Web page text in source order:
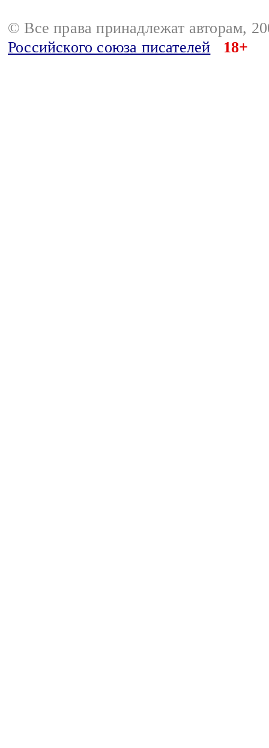
© Все права принадлежат авторам,
Российского союза писателей
18+